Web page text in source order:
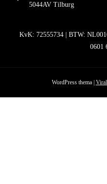
5044AV Tilburg
KvK: 72555734 | BTW:
0601
WordPress thema |